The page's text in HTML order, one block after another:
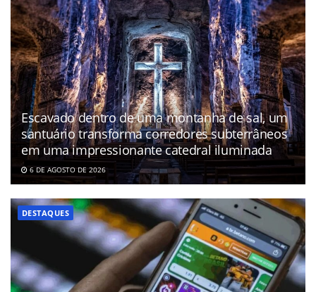
Escavado dentro de uma montanha de sal, um
santuário transforma corredores subterrâneos
em uma impressionante catedral iluminada
6 DE AGOSTO DE 2026
DESTAQUES